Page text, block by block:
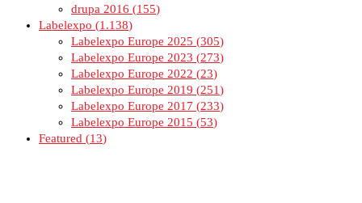
drupa 2016
155
Labelexpo
1.138
Labelexpo Europe 2025
305
Labelexpo Europe 2023
273
Labelexpo Europe 2022
23
Labelexpo Europe 2019
251
Labelexpo Europe 2017
233
Labelexpo Europe 2015
53
Featured
13